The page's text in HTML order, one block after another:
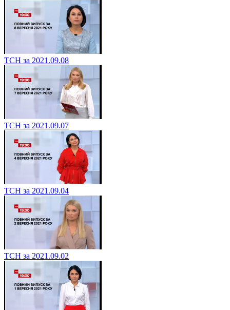
ТСН за 2021.09.08
ТСН за 2021.09.07
ТСН за 2021.09.04
ТСН за 2021.09.02